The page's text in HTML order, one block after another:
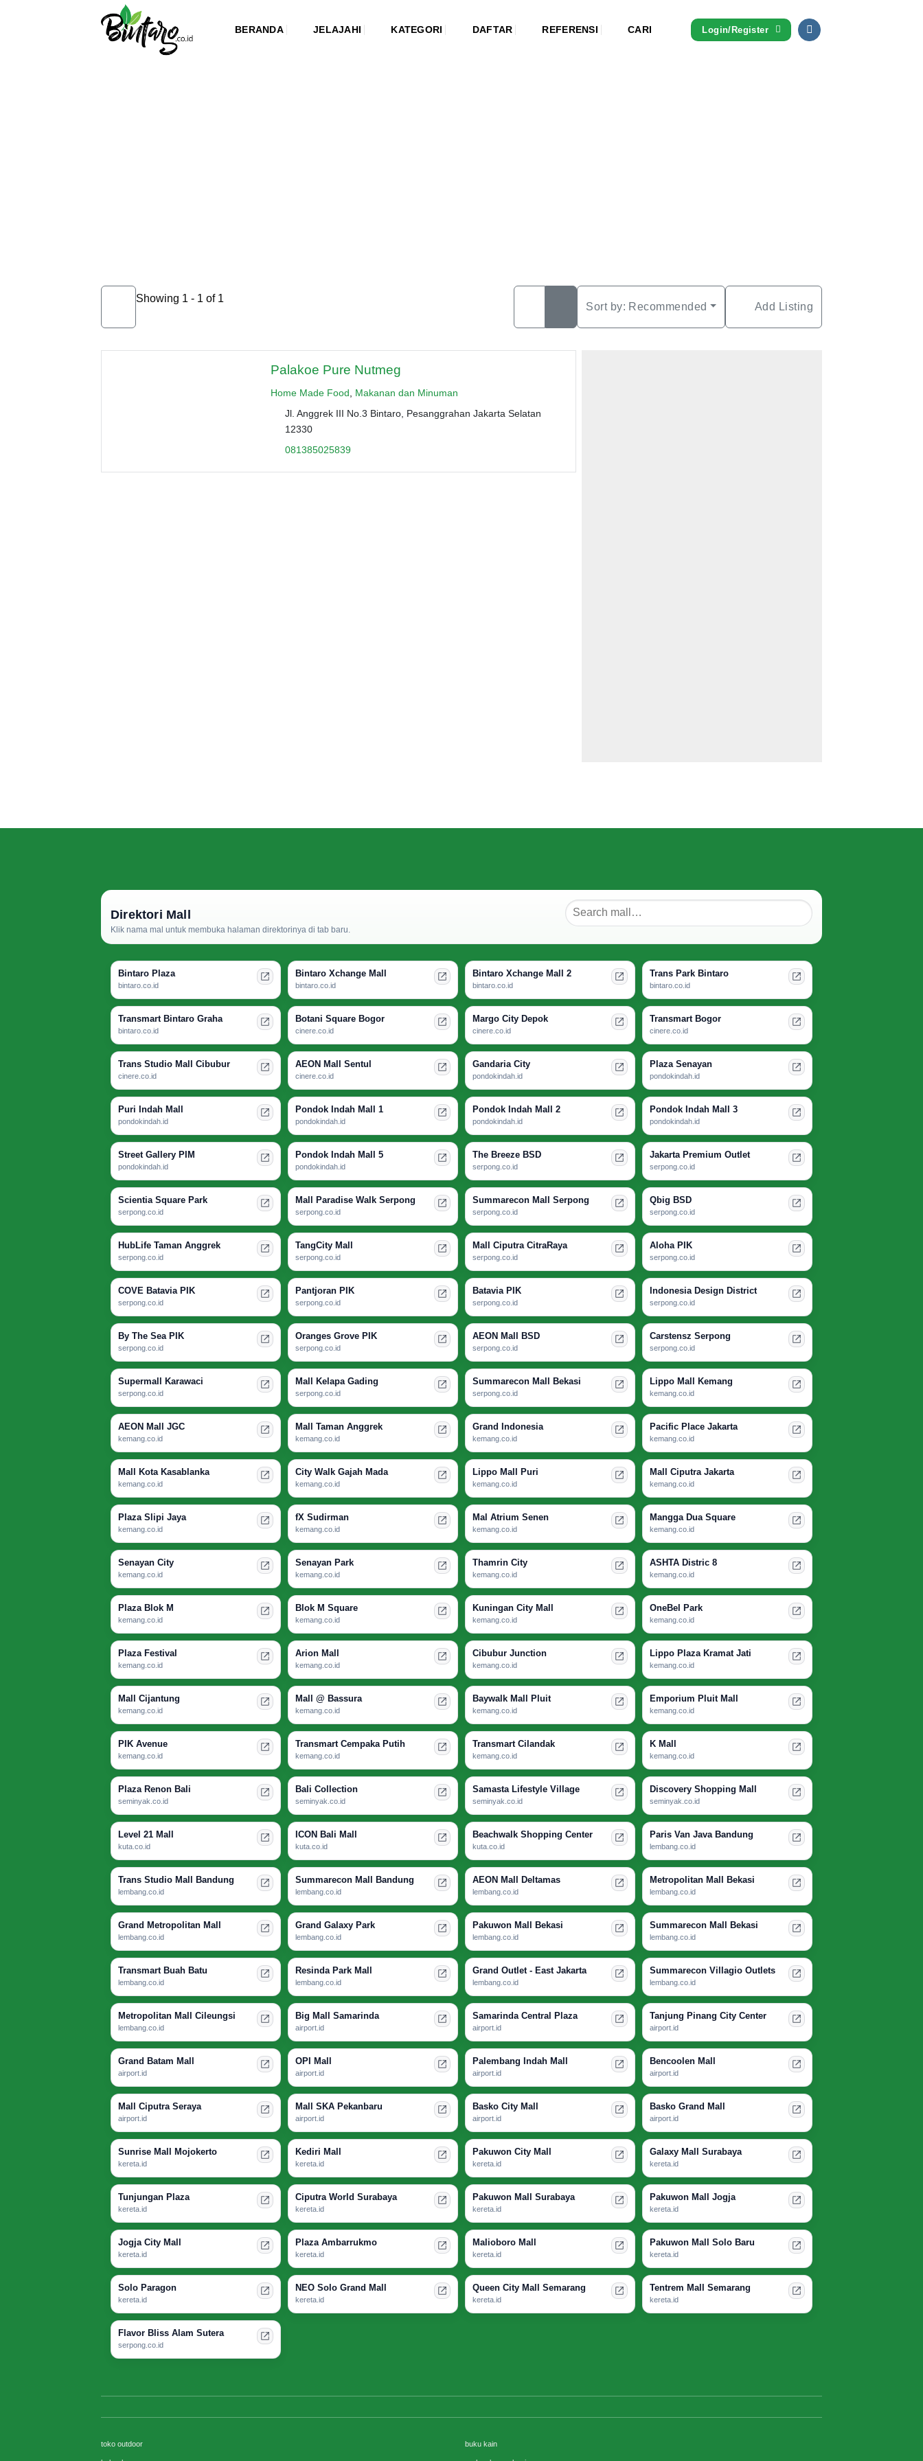
BERANDA JELAJAHI KATEGORI DAFTAR REFERENSI CARI Login/Register
Showing 1 - 1 of 1
Sort by: Recommended Add Listing
Palakoe Pure Nutmeg
Home Made Food
Makanan dan Minuman
Jl. Anggrek III No.3 Bintaro, Pesanggrahan Jakarta Selatan
12330
081385025839
Direktori Mall
Klik nama mal untuk membuka halaman direktorinya di tab baru.
Bintaro Plaza
bintaro.co.id
Bintaro Xchange Mall
bintaro.co.id
Bintaro Xchange Mall 2
bintaro.co.id
Trans Park Bintaro
bintaro.co.id
Transmart Bintaro Graha
bintaro.co.id
Botani Square Bogor
cinere.co.id
Margo City Depok
cinere.co.id
Transmart Bogor
cinere.co.id
Trans Studio Mall Cibubur
cinere.co.id
AEON Mall Sentul
cinere.co.id
Gandaria City
pondokindah.id
Plaza Senayan
pondokindah.id
Puri Indah Mall
pondokindah.id
Pondok Indah Mall 1
pondokindah.id
Pondok Indah Mall 2
pondokindah.id
Pondok Indah Mall 3
pondokindah.id
Street Gallery PIM
pondokindah.id
Pondok Indah Mall 5
pondokindah.id
The Breeze BSD
serpong.co.id
Jakarta Premium Outlet
serpong.co.id
Scientia Square Park
serpong.co.id
Mall Paradise Walk Serpong
serpong.co.id
Summarecon Mall Serpong
serpong.co.id
Qbig BSD
serpong.co.id
HubLife Taman Anggrek
serpong.co.id
TangCity Mall
serpong.co.id
Mall Ciputra CitraRaya
serpong.co.id
Aloha PIK
serpong.co.id
COVE Batavia PIK
serpong.co.id
Pantjoran PIK
serpong.co.id
Batavia PIK
serpong.co.id
Indonesia Design District
serpong.co.id
By The Sea PIK
serpong.co.id
Oranges Grove PIK
serpong.co.id
AEON Mall BSD
serpong.co.id
Carstensz Serpong
serpong.co.id
Supermall Karawaci
serpong.co.id
Mall Kelapa Gading
serpong.co.id
Summarecon Mall Bekasi
serpong.co.id
Lippo Mall Kemang
kemang.co.id
AEON Mall JGC
kemang.co.id
Mall Taman Anggrek
kemang.co.id
Grand Indonesia
kemang.co.id
Pacific Place Jakarta
kemang.co.id
Mall Kota Kasablanka
kemang.co.id
City Walk Gajah Mada
kemang.co.id
Lippo Mall Puri
kemang.co.id
Mall Ciputra Jakarta
kemang.co.id
Plaza Slipi Jaya
kemang.co.id
fX Sudirman
kemang.co.id
Mal Atrium Senen
kemang.co.id
Mangga Dua Square
kemang.co.id
Senayan City
kemang.co.id
Senayan Park
kemang.co.id
Thamrin City
kemang.co.id
ASHTA Distric 8
kemang.co.id
Plaza Blok M
kemang.co.id
Blok M Square
kemang.co.id
Kuningan City Mall
kemang.co.id
OneBel Park
kemang.co.id
Plaza Festival
kemang.co.id
Arion Mall
kemang.co.id
Cibubur Junction
kemang.co.id
Lippo Plaza Kramat Jati
kemang.co.id
Mall Cijantung
kemang.co.id
Mall @ Bassura
kemang.co.id
Baywalk Mall Pluit
kemang.co.id
Emporium Pluit Mall
kemang.co.id
PIK Avenue
kemang.co.id
Transmart Cempaka Putih
kemang.co.id
Transmart Cilandak
kemang.co.id
K Mall
kemang.co.id
Plaza Renon Bali
seminyak.co.id
Bali Collection
seminyak.co.id
Samasta Lifestyle Village
seminyak.co.id
Discovery Shopping Mall
seminyak.co.id
Level 21 Mall
kuta.co.id
ICON Bali Mall
kuta.co.id
Beachwalk Shopping Center
kuta.co.id
Paris Van Java Bandung
lembang.co.id
Trans Studio Mall Bandung
lembang.co.id
Summarecon Mall Bandung
lembang.co.id
AEON Mall Deltamas
lembang.co.id
Metropolitan Mall Bekasi
lembang.co.id
Grand Metropolitan Mall
lembang.co.id
Grand Galaxy Park
lembang.co.id
Pakuwon Mall Bekasi
lembang.co.id
Summarecon Mall Bekasi
lembang.co.id
Transmart Buah Batu
lembang.co.id
Resinda Park Mall
lembang.co.id
Grand Outlet - East Jakarta
lembang.co.id
Summarecon Villagio Outlets
lembang.co.id
Metropolitan Mall Cileungsi
lembang.co.id
Big Mall Samarinda
airport.id
Samarinda Central Plaza
airport.id
Tanjung Pinang City Center
airport.id
Grand Batam Mall
airport.id
OPI Mall
airport.id
Palembang Indah Mall
airport.id
Bencoolen Mall
airport.id
Mall Ciputra Seraya
airport.id
Mall SKA Pekanbaru
airport.id
Basko City Mall
airport.id
Basko Grand Mall
airport.id
Sunrise Mall Mojokerto
kereta.id
Kediri Mall
kereta.id
Pakuwon City Mall
kereta.id
Galaxy Mall Surabaya
kereta.id
Tunjungan Plaza
kereta.id
Ciputra World Surabaya
kereta.id
Pakuwon Mall Surabaya
kereta.id
Pakuwon Mall Jogja
kereta.id
Jogja City Mall
kereta.id
Plaza Ambarrukmo
kereta.id
Malioboro Mall
kereta.id
Pakuwon Mall Solo Baru
kereta.id
Solo Paragon
kereta.id
NEO Solo Grand Mall
kereta.id
Queen City Mall Semarang
kereta.id
Tentrem Mall Semarang
kereta.id
Flavor Bliss Alam Sutera
serpong.co.id
toko outdoor buku kain